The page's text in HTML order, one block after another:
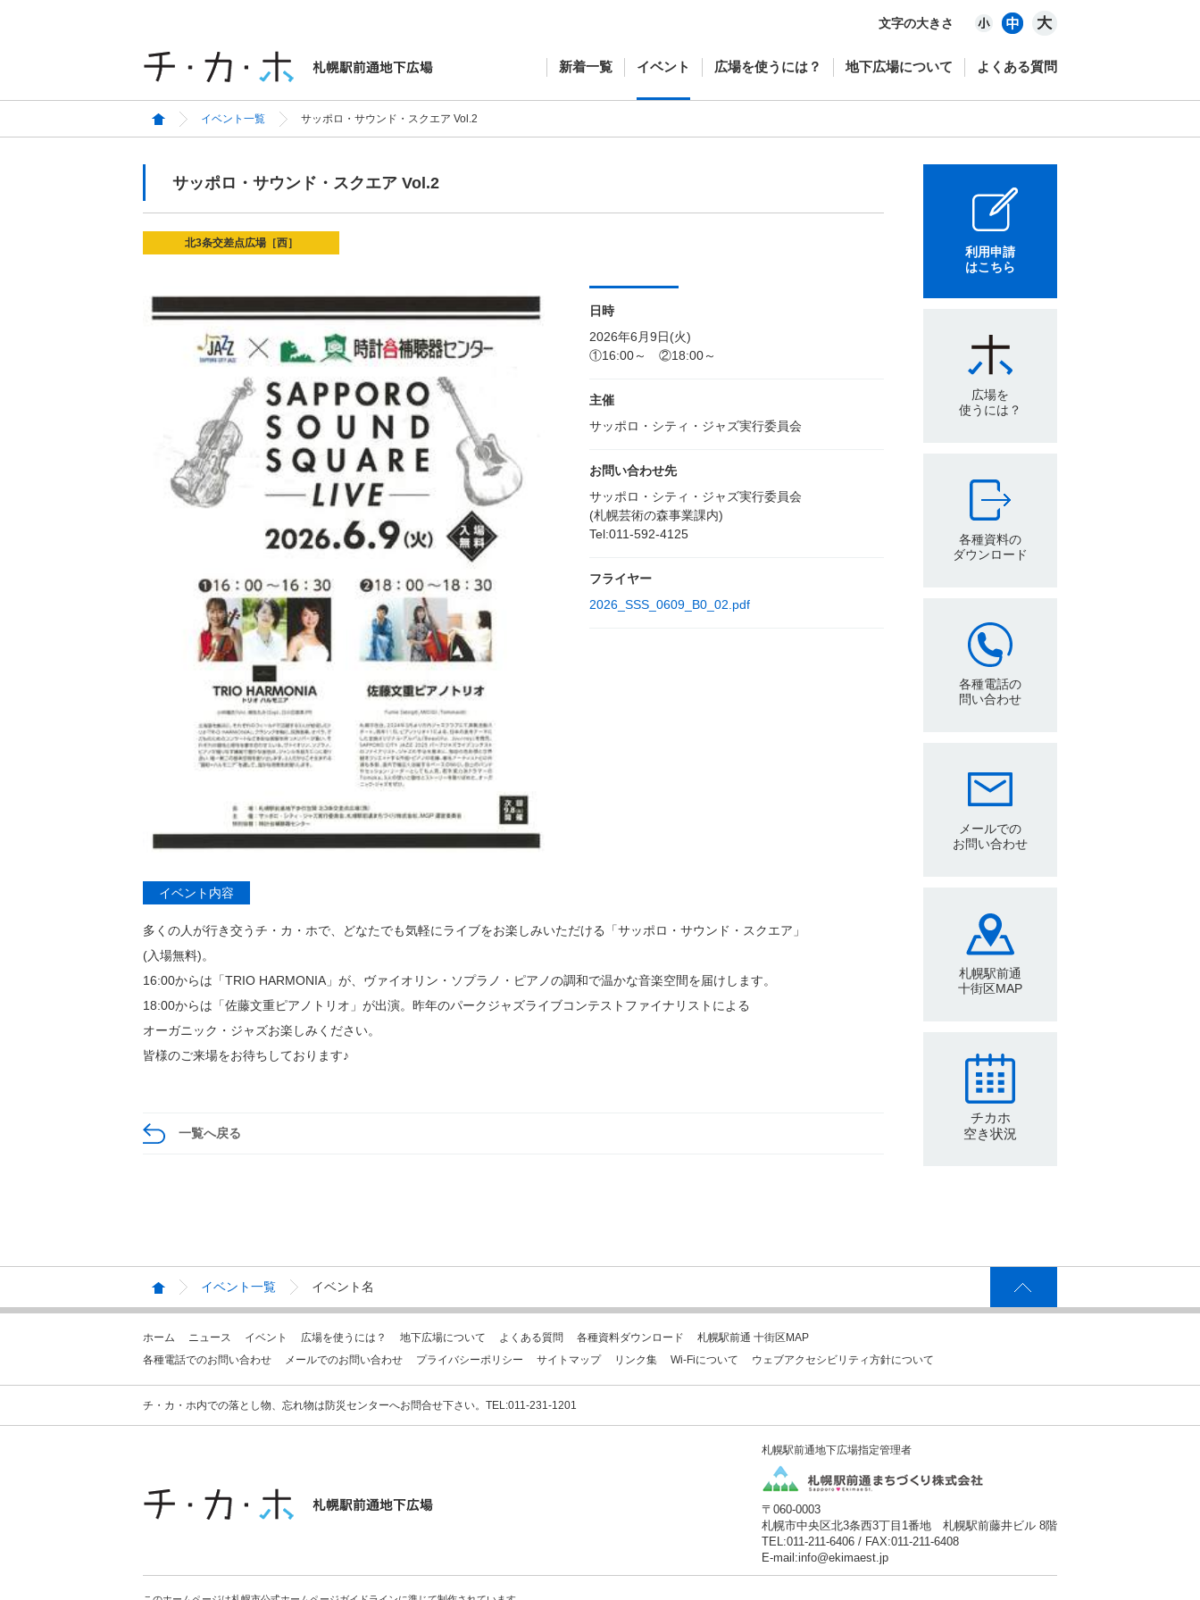
文字の大きさ
新着一覧 イベント 広場を使うには？ 地下広場について よくある質問
イベント一覧 サッポロ・サウンド・スクエア Vol.2
サッポロ・サウンド・スクエア Vol.2
北3条交差点広場［西］
日時
2026年6月9日(火)
①16:00～ ②18:00～
主催
サッポロ・シティ・ジャズ実行委員会
お問い合わせ先
サッポロ・シティ・ジャズ実行委員会
(札幌芸術の森事業課内)
Tel:011-592-4125
フライヤー
2026_SSS_0609_B0_02.pdf
イベント内容
多くの人が行き交うチ・カ・ホで、どなたでも気軽にライブをお楽しみいただける「サッポロ・サウンド・スクエア」
(入場無料)。
16:00からは「TRIO HARMONIA」が、ヴァイオリン・ソプラノ・ピアノの調和で温かな音楽空間を届けします。
18:00からは「佐藤文重ピアノトリオ」が出演。昨年のパークジャズライブコンテストファイナリストによる
オーガニック・ジャズお楽しみください。
皆様のご来場をお待ちしております♪
一覧へ戻る
利用申請
はこちら
広場を
使うには？
各種資料の
ダウンロード
各種電話の
問い合わせ
メールでの
お問い合わせ
札幌駅前通
十街区MAP
チカホ
空き状況
イベント一覧 イベント名
ホーム ニュース イベント 広場を使うには？ 地下広場について よくある質問 各種資料ダウンロード
札幌駅前通 十街区MAP
各種電話でのお問い合わせ
メールでのお問い合わせ プライバシーポリシー サイトマップ リンク集 Wi-Fiについて ウェブアクセシビリティ方針について
チ・カ・ホ内での落とし物、忘れ物は防災センターへお問合せ下さい。TEL:011-231-1201
札幌駅前通地下広場指定管理者
〒060-0003
札幌市中央区北3条西3丁目1番地 札幌駅前藤井ビル 8階
TEL:011-211-6406 / FAX:011-211-6408
E-mail:info@ekimaest.jp